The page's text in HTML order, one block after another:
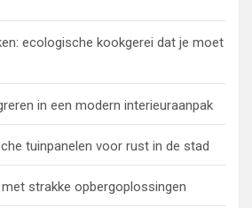
ecologische kookgerei dat je moet
in een modern interieuraanpak
tuinpanelen voor rust in de stad
strakke opbergoplossingen